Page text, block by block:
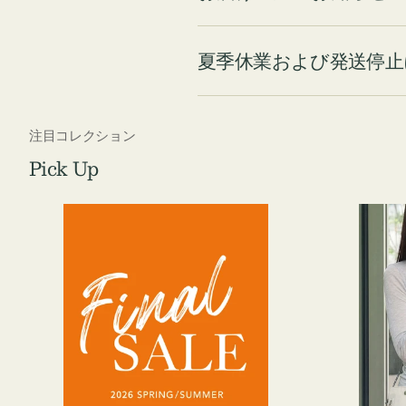
夏季休業および発送停
注目コレクション
Pick Up